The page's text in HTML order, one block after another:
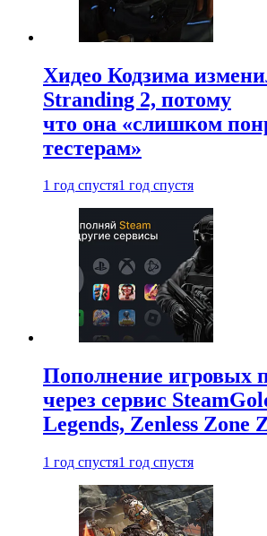
Хидео Кодзима
Stranding 2, потому
что она «слишком
тестерам»
1 год спустя1 год спустя
Пополнение игровых
через сервис
Legends, Zenless Zone
1 год спустя1 год спустя